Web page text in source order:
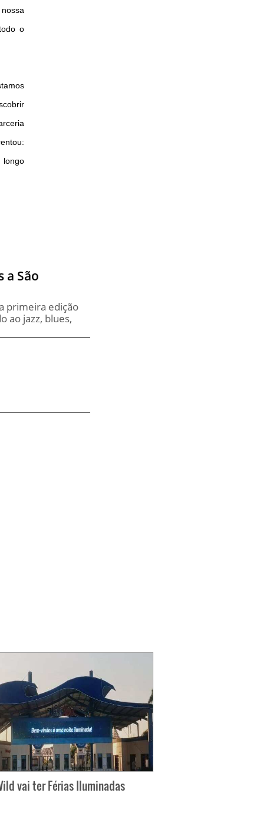
o
longo
a São
primeira edição
ao jazz, blues,
vai ter Férias Iluminadas